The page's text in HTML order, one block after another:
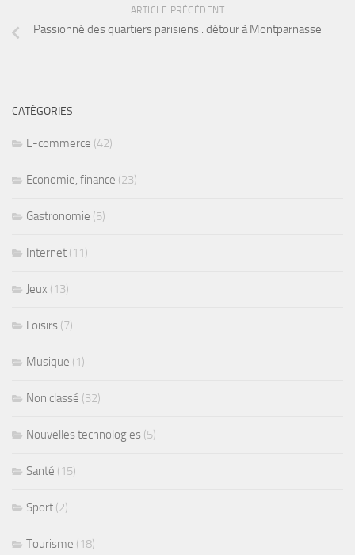
ARTICLE PRÉCÉDENT
Passionné des quartiers parisiens : détour à Montparnasse
CATÉGORIES
E-commerce (42)
Economie, finance (23)
Gastronomie (5)
Internet (11)
Jeux (13)
Loisirs (7)
Musique (1)
Non classé (32)
Nouvelles technologies (5)
Santé (15)
Sport (2)
Tourisme (18)